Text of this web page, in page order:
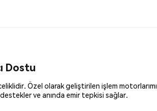
Dostu
Özel olarak geliştirilen işlem
ve anında emir tepkisi sağlar.